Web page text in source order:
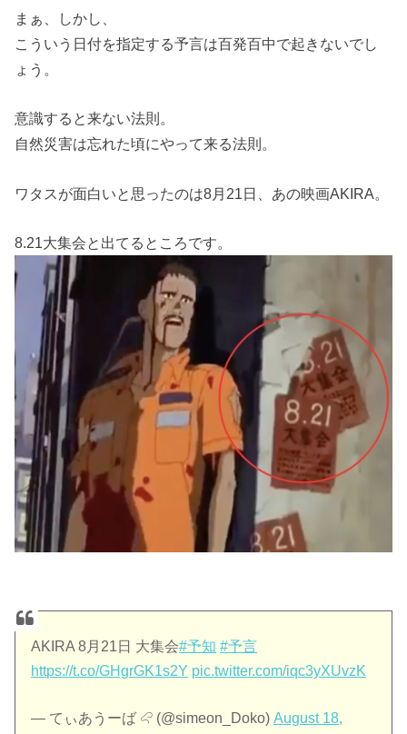
まぁ、しかし、
こういう日付を指定する予言は百発百中で起きないでし
ょう。
意識すると来ない法則。
自然災害は忘れた頃にやって来る法則。
ワタスが面白いと思ったのは8月21日、あの映画AKIRA。
8.21大集会と出てるところです。
AKIRA 8月21日 大集会#予知 #予言
https://t.co/GHgrGK1s2Y pic.twitter.com/iqc3yXUvzK
— てぃあうーば 𔒅 (@simeon_Doko)August 18,